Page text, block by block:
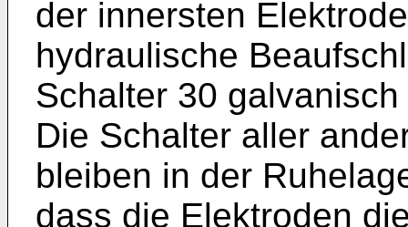
der innersten
hydraulische
Schalter 30
Die Schalter aller
bleiben in der
dass die Elektroden